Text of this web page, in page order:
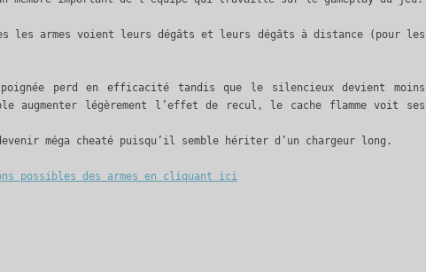
les armes voient leurs dégâts et leurs dégâts à distance (pour les
perd en efficacité tandis que le silencieux devient moins
augmenter légèrement l’effet de recul, le cache flamme voit ses
méga cheaté puisqu’il semble hériter d’un chargeur long.
possibles des armes en cliquant ici